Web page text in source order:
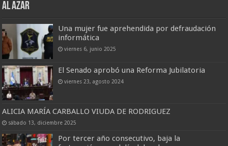
AL AZAR
Una mujer fue aprehendida por defraudación
informática
viernes 6, junio 2025
El Senado aprobó una Reforma Jubilatoria
viernes 23, agosto 2024
ALICIA MARÍA CARBALLO VIUDA DE RODRIGUEZ
sábado 13, diciembre 2025
Por tercer año consecutivo, baja la